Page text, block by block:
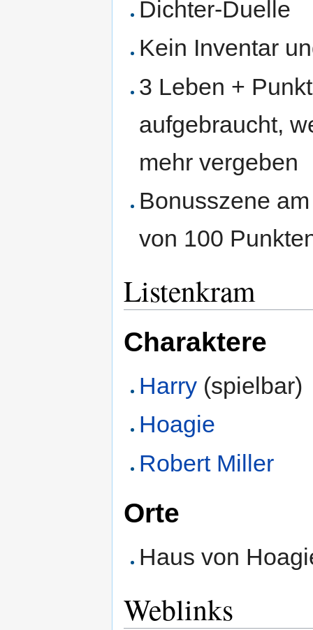
Dichter-Duelle
Kein Inventar
3 Leben +
aufgebraucht,
mehr vergeben
Bonusszene
von 100
Listenkram
Charaktere
Harry (spielbar)
Hoagie
Robert Miller
Orte
Haus von
Weblinks